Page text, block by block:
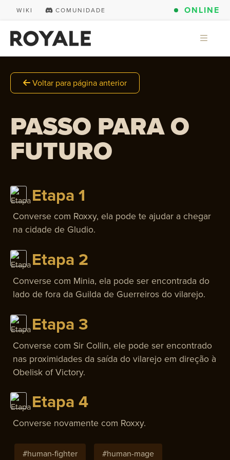
WIKI COMUNIDADE ONLINE
Voltar para página anterior
PASSO PARA O
FUTURO
Etapa 1
Converse com Roxxy, ela pode te ajudar a chegar
na cidade de Gludio.
Etapa 2
Converse com Minia, ela pode ser encontrada do
lado de fora da Guilda de Guerreiros do vilarejo.
Etapa 3
Converse com Sir Collin, ele pode ser encontrado
nas proximidades da saída do vilarejo em direção à
Obelisk of Victory.
Etapa 4
Converse novamente com Roxxy.
#human-fighter #human-mage